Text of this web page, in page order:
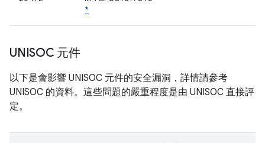
*
UNISOC 元件
以下是會影響 UNISOC 元件的安全漏洞，詳情請參考
UNISOC 的資料。這些問題的嚴重程度是由 UNISOC 直接評
定。